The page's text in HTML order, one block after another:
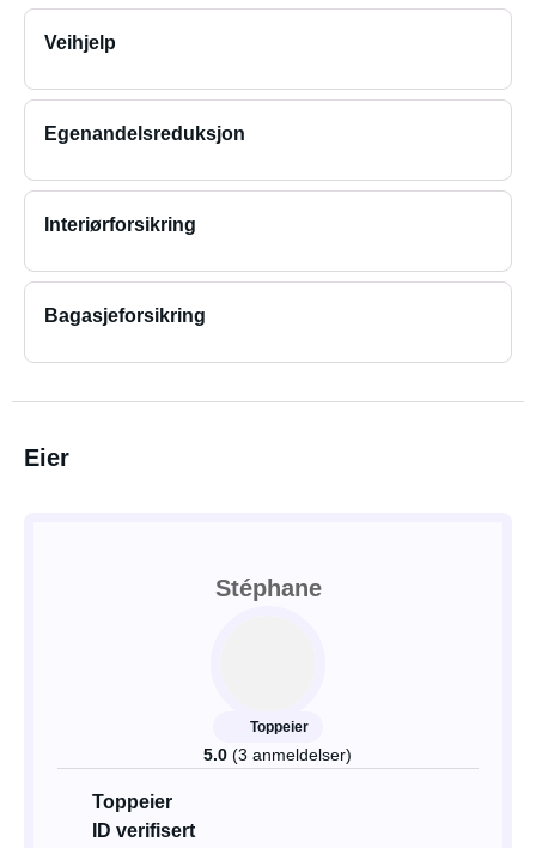
Veihjelp
Egenandelsreduksjon
Interiørforsikring
Bagasjeforsikring
Eier
Stéphane
Toppeier
5.0 (3 anmeldelser)
Toppeier
ID verifisert